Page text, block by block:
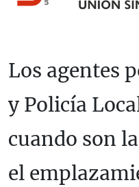
Los agentes
y Policía
cuando son
el